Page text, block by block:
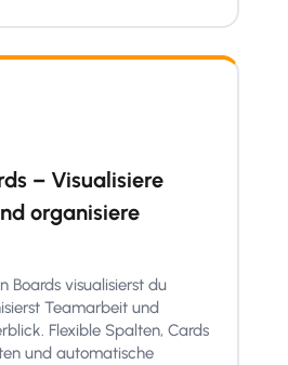
– Visualisiere
organisiere
Boards visualisierst du
Teamarbeit und
Flexible Spalten, Cards
und automatische